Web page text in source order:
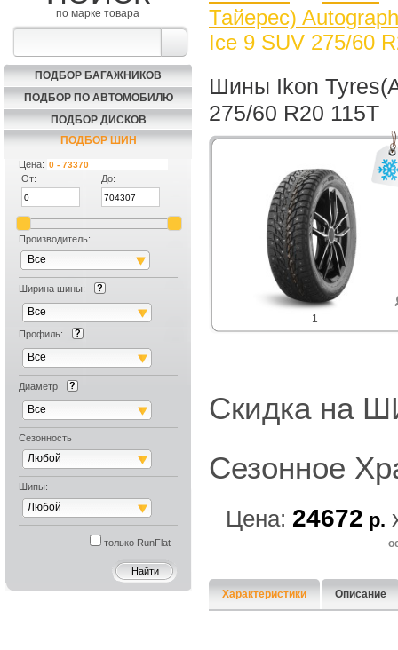
по марке товара
ПОДБОР БАГАЖНИКОВ
ПОДБОР ПО АВТОМОБИЛЮ
ПОДБОР ДИСКОВ
ПОДБОР ШИН
Цена:
От:
До:
Производитель:
Все
Ширина шины:
Все
Профиль:
Все
Диаметр
Все
Сезонность
Любой
Шипы:
Любой
только RunFlat
Тайерес)
Ice 9 SUV 275/60
Шины Ikon
275/60 R20 115T
1
Скидка на
Сезонное
Цена: 24672 р.
Характеристики Описание